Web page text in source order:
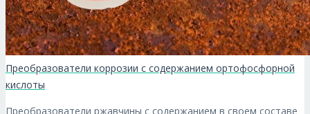
Преобразователи коррозии с содержанием ортофосфорной
кислоты
Преобразователи ржавчины с содержанием в своем составе